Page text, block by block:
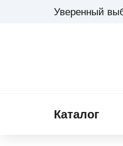
Уверенный
Каталог